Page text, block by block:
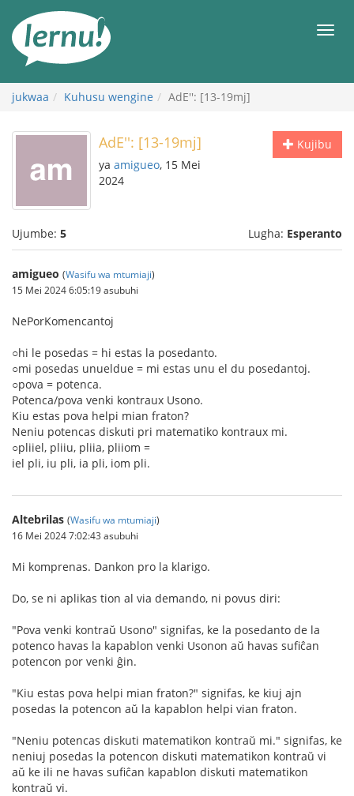
maudhui
jukwaa Kuhusu wengine AdE'': [13-19mj]
Kujibu
AdE'': [13-19mj]
ya amigueo, 15 Mei
2024
Ujumbe: 5 Lugha: Esperanto
amigueo (Wasifu wa mtumiaji)
15 Mei 2024 6:05:19 asubuhi
NePorKomencantoj
○hi le posedas = hi estas la posedanto.
○mi posedas unueldue = mi estas unu el du posedantoj.
○pova = potenca.
Potenca/pova venki kontraux Usono.
Kiu estas pova helpi mian fraton?
Neniu potencas diskuti pri matematiko kontraux mi.
○pliiel, pliiu, pliia, pliiom =
iel pli, iu pli, ia pli, iom pli.
Altebrilas (Wasifu wa mtumiaji)
16 Mei 2024 7:02:43 asubuhi
Mi komprenas. Dankon pro la klarigo.
Do, se ni aplikas tion al via demando, ni povus diri:
"Pova venki kontraŭ Usono" signifas, ke la posedanto de la
potenco havas la kapablon venki Usonon aŭ havas sufiĉan
potencon por venki ĝin.
"Kiu estas pova helpi mian fraton?" signifas, ke kiuj ajn
posedas la potencon aŭ la kapablon helpi vian fraton.
"Neniu potencas diskuti matematikon kontraŭ mi." signifas, ke
neniuj posedas la potencon diskuti matematikon kontraŭ vi
aŭ ke ili ne havas sufiĉan kapablon diskuti matematikon
kontraŭ vi.